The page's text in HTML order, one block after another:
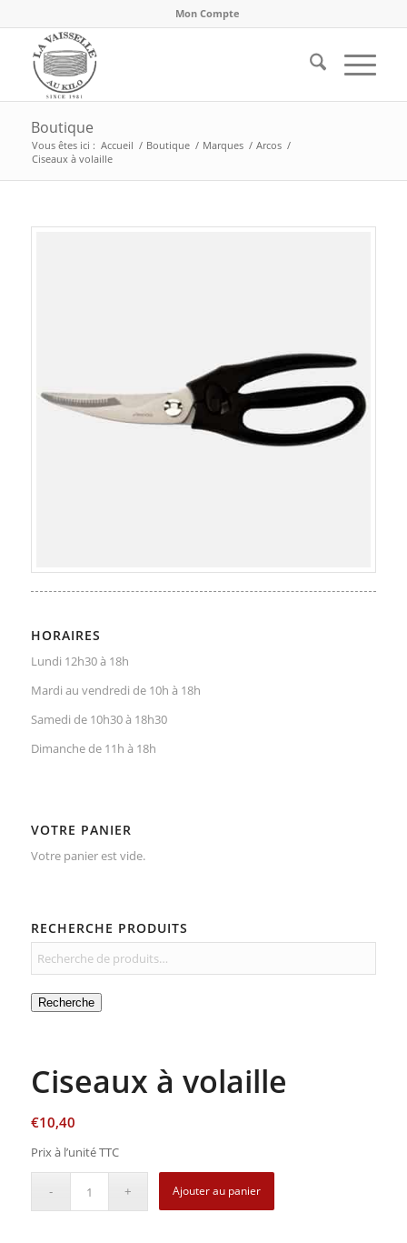
Mon Compte
Boutique
Vous êtes ici : Accueil / Boutique / Marques / Arcos /
Ciseaux à volaille
HORAIRES
Lundi 12h30 à 18h
Mardi au vendredi de 10h à 18h
Samedi de 10h30 à 18h30
Dimanche de 11h à 18h
VOTRE PANIER
Votre panier est vide.
RECHERCHE PRODUITS
Recherche
Ciseaux à volaille
€10,40
Prix à l’unité TTC
Ajouter au panier